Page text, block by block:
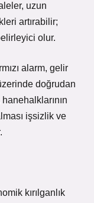
uzun
artırabilir;
olur.
alarm, gelir
doğrudan
işsizlik ve
kırılganlık